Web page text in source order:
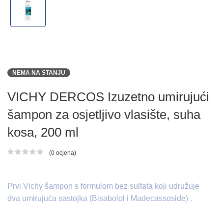
NEMA NA STANJU
VICHY DERCOS Izuzetno umirujući
šampon za osjetljivo vlasište, suha
kosa, 200 ml
Ocjena proizvoda
(0 ocjena)
Prvi Vichy šampon s formulom bez sulfata koji udružuje
dva umirujuća sastojka (Bisabolol i Madecassoside) .